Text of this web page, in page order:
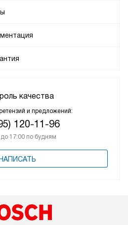
качества
и предложений:
120-11-96
17:00 по будням
НАПИСАТЬ